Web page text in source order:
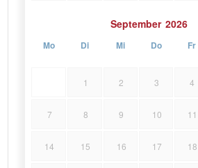
September 2026
Mo Di Mi Do Fr
1 2 3 4
7 8 9 10 11
14 15 16 17 18